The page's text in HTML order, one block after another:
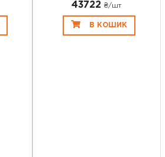
43722 ₴/шт
В КОШИК